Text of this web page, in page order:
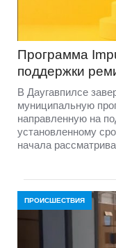
Программа
поддержки
В Даугавпилсе
муниципальную
направленную на
установленному
начала
ПРОИСШЕСТВИЯ